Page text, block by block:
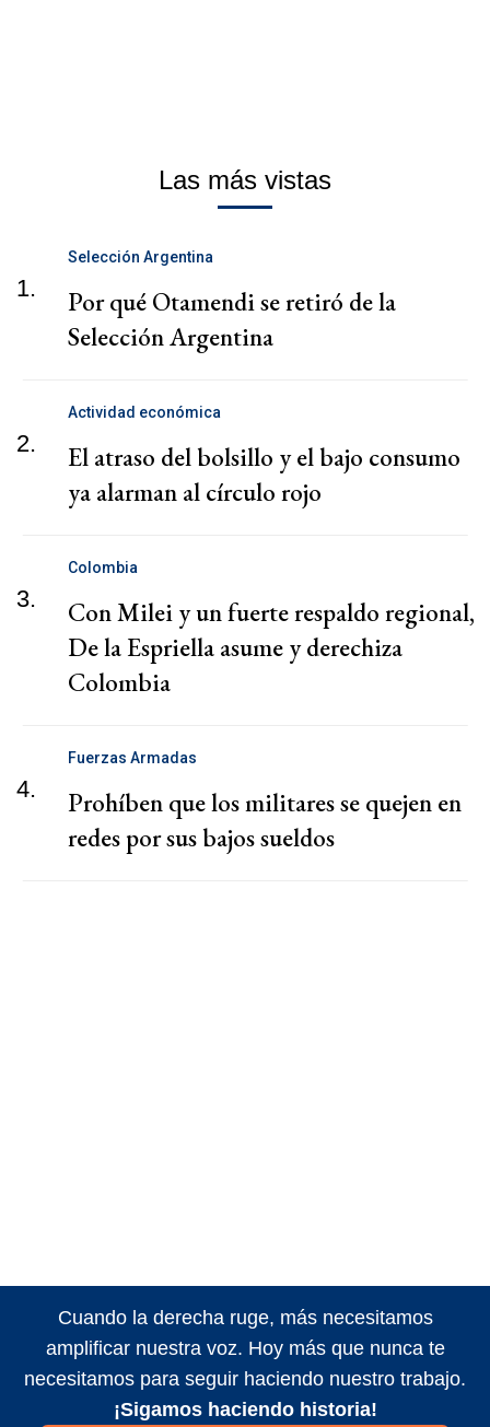
Las más vistas
1.
Selección Argentina
Por qué Otamendi se retiró de la
Selección Argentina
2.
Actividad económica
El atraso del bolsillo y el bajo consumo
ya alarman al círculo rojo
3.
Colombia
Con Milei y un fuerte respaldo regional,
De la Espriella asume y derechiza
Colombia
4.
Fuerzas Armadas
Prohíben que los militares se quejen en
redes por sus bajos sueldos
Cuando la derecha ruge, más necesitamos
amplificar nuestra voz. Hoy más que nunca te
necesitamos para seguir haciendo nuestro trabajo.
¡Sigamos haciendo historia!